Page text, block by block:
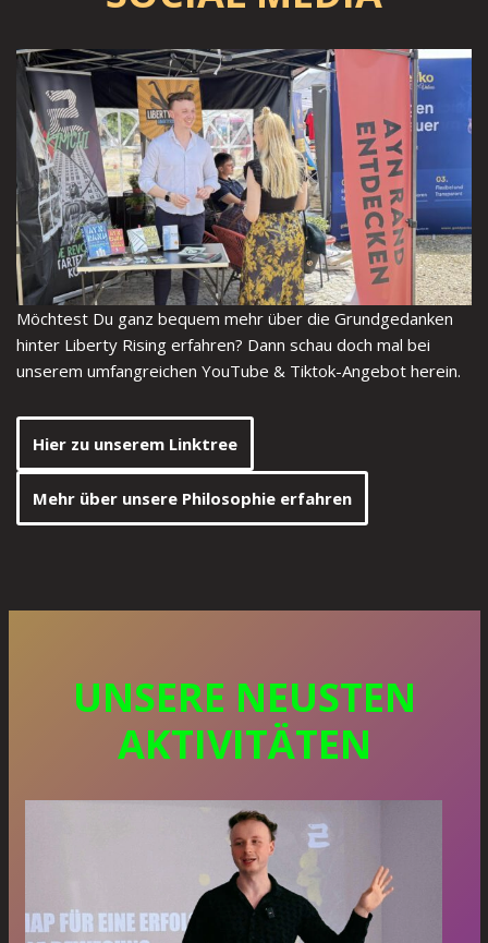
Möchtest Du ganz bequem mehr über die Grundgedanken
hinter Liberty Rising erfahren? Dann schau doch mal bei
unserem umfangreichen YouTube & Tiktok-Angebot herein.
Hier zu unserem Linktree
Mehr über unsere Philosophie erfahren
UNSERE NEUSTEN
AKTIVITÄTEN